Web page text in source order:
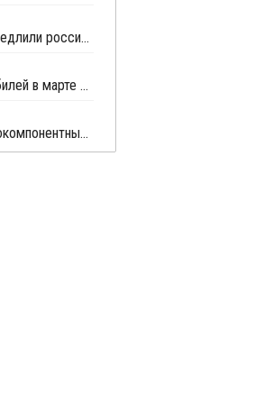
Новые правила по утильсбору замедлили российский авторынок в апреле
Продажи новых легковых автомобилей в марте вернулись на докризисный уровень
В России усилили поддержку автокомпонентных производств деньгами ФРП